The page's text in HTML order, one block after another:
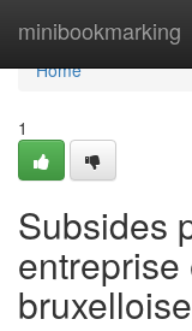
minibookmarking
Home
Home
1
Subsides